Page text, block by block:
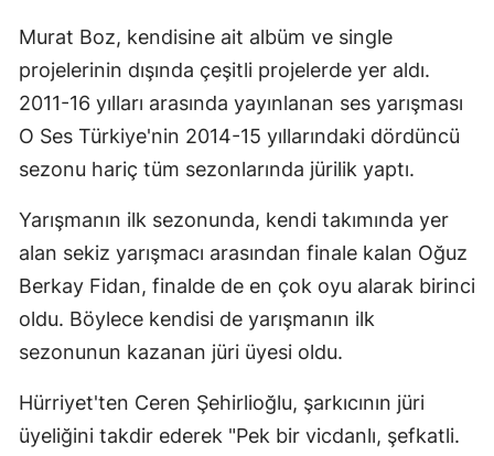
Murat Boz, kendisine ait albüm ve single
projelerinin dışında çeşitli projelerde yer aldı.
2011-16 yılları arasında yayınlanan ses yarışması
O Ses Türkiye'nin 2014-15 yıllarındaki dördüncü
sezonu hariç tüm sezonlarında jürilik yaptı.
Yarışmanın ilk sezonunda, kendi takımında yer
alan sekiz yarışmacı arasından finale kalan Oğuz
Berkay Fidan, finalde de en çok oyu alarak birinci
oldu. Böylece kendisi de yarışmanın ilk
sezonunun kazanan jüri üyesi oldu.
Hürriyet'ten Ceren Şehirlioğlu, şarkıcının jüri
üyeliğini takdir ederek "Pek bir vicdanlı, şefkatli.